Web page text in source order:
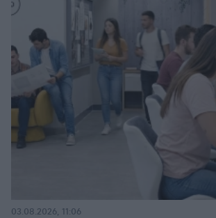
03.08.2026, 11:06